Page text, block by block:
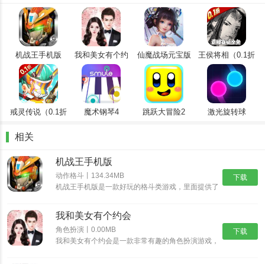
4、进入游戏房间后，按shift+tab键弹出Steam好友列表。单击好友
发送组队邀请。
5、玩家在登录Steam后，收到邀请即可进入游戏，进入房间。
1、你能够享受单打独斗的氛围，也可以与朋友共享一同狩猎的无上
乐趣;
机战王手机版
我和美女有个约
会
仙魔战场元宝版
王侯将相（0.1折
全密卷无限
648）
戒灵传说（0.1折
魔术钢琴4 跳跃大冒险2 激光旋转球
相关
下载
机战王手机版
动作格斗丨134.34MB
机战王手机版是一款好玩的格斗类游戏，里面提供了
场景中开启冒险之旅，收集更多的装备提升机甲的属
性。
下载
我和美女有个约会
角色扮演丨0.00MB
我和美女有个约会是一款非常有趣的角色扮演游戏，